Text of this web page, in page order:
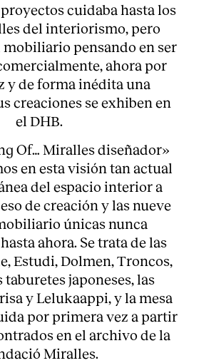
About
cuidaba hasta los
del interiorismo, pero
mobiliario pensando en ser
ahora por
y de forma inédita una
creaciones se exhiben en
el DHB.
Of… Miralles diseñador»
en esta visión tan actual
del espacio interior a
de creación y las nueve
únicas nunca
ahora. Se trata de las
Estudi, Dolmen, Troncos,
japoneses, las
y Lelukaappi, y la mesa
por primera vez a partir
en el archivo de la
Miralles.